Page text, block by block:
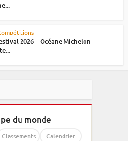
2026 – Océane Michelon
du monde
Classements Calendrier